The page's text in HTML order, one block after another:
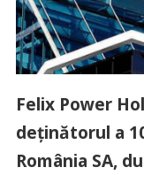
Felix Power
deținătorul a
România SA,